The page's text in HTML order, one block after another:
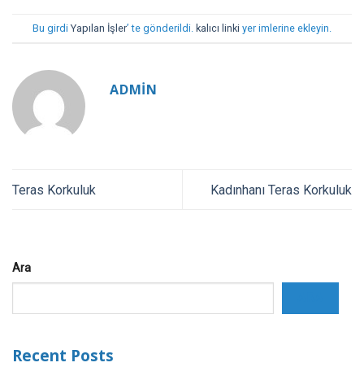
Bu girdi Yapılan İşler’ te gönderildi. kalıcı linki yer imlerine ekleyin.
ADMIN
Teras Korkuluk Kadınhanı Teras Korkuluk
Ara
Recent Posts